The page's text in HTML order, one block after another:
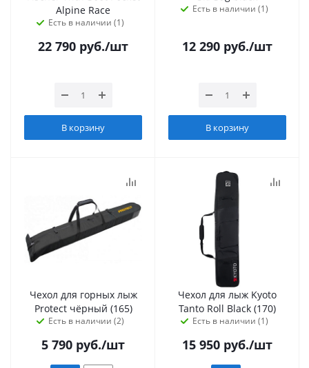
Alpine Race
Есть в наличии (1)
22 790 руб./шт
В корзину
Есть в наличии (1)
12 290 руб./шт
В корзину
Чехол для горных лыж
Protect чёрный (165)
Есть в наличии (2)
5 790 руб./шт
Чехол для лыж Kyoto
Tanto Roll Black (170)
Есть в наличии (1)
15 950 руб./шт